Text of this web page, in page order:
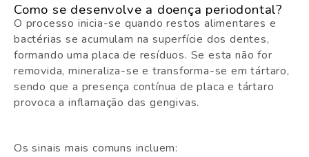
Como se desenvolve a doença periodontal?
O processo inicia-se quando restos alimentares e
bactérias se acumulam na superfície dos dentes,
formando uma placa de resíduos. Se esta não for
removida, mineraliza-se e transforma-se em tártaro,
sendo que a presença contínua de placa e tártaro
provoca a inflamação das gengivas.
Os sinais mais comuns incluem: